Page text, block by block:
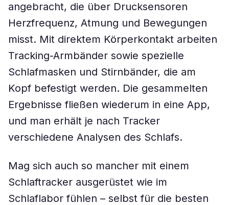
angebracht, die über Drucksensoren
Herzfrequenz, Atmung und Bewegungen
misst. Mit direktem Körperkontakt arbeiten
Tracking-Armbänder sowie spezielle
Schlafmasken und Stirnbänder, die am
Kopf befestigt werden. Die gesammelten
Ergebnisse fließen wiederum in eine App,
und man erhält je nach Tracker
verschiedene Analysen des Schlafs.
Mag sich auch so mancher mit einem
Schlaftracker ausgerüstet wie im
Schlaflabor fühlen – selbst für die besten